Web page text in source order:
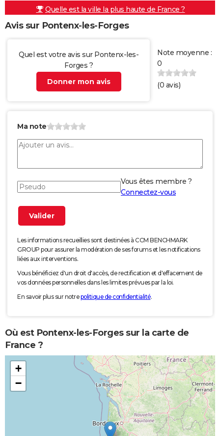
Quelle est la ville la plus haute de France ?
Avis sur Pontenx-les-Forges
Quel est votre avis sur Pontenx-les-
Forges ?
Donner mon avis
Note moyenne :
0
(0 avis)
Ma note
Vous êtes membre ?
Connectez-vous
Les informations recueillies sont destinées à CCM BENCHMARK
GROUP pour assurer la modération de ses forums et les notifications
liées aux interventions.
Vous bénéficiez d'un droit d'accès, de rectification et d'effacement de
vos données personnelles dans les limites prévues par la loi.
En savoir plus sur notrepolitique de confidentialité.
Où est Pontenx-les-Forges sur la carte de
France ?
+
−